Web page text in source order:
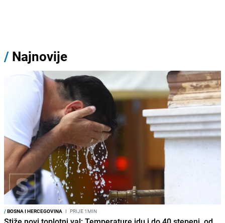
/ Najnovije
/BOSNA I HERCEGOVINA I PRIJE 1MIN